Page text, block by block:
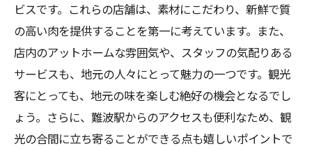
ビスです。これらの店舗は、素材にこだわり、新鮮で質
の高い肉を提供することを第一に考えています。また、
店内のアットホームな雰囲気や、スタッフの気配りある
サービスも、地元の人々にとって魅力の一つです。観光
客にとっても、地元の味を楽しむ絶好の機会となるでし
ょう。さらに、難波駅からのアクセスも便利なため、観
光の合間に立ち寄ることができる点も嬉しいポイントで